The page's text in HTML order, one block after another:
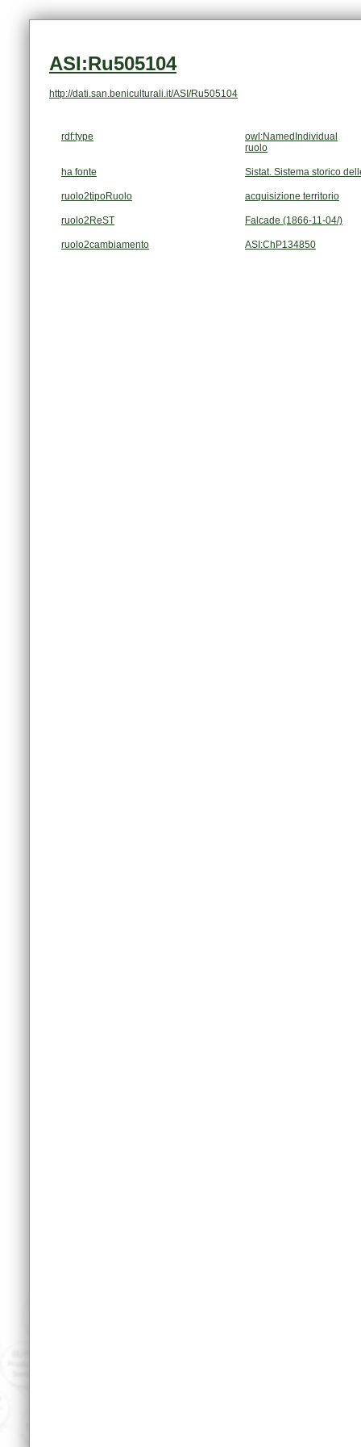
ASI:Ru505104
http://dati.san.beniculturali.it/ASI/Ru505104
rdf:type
owl:NamedIndividual
ruolo
ha fonte Sistat. Sistema storico
ruolo2tipoRuolo acquisizione territorio
ruolo2ReST Falcade (1866-11-04/)
ruolo2cambiamento ASI:ChP134850